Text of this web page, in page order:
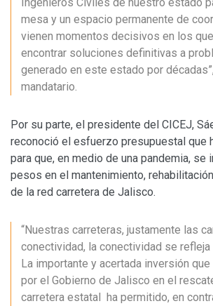
mesa y un espacio permanente de
vienen momentos decisivos en los
encontrar soluciones definitivas a
generado en este estado por
mandatario.
Por su parte, el presidente del CICEJ,
reconoció el esfuerzo presupuestal que
para que, en medio de una pandemia, se
pesos en el mantenimiento,
de la red carretera de Jalisco.
“Nuestras carreteras, justamente las
conectividad, la conectividad se refleja
La importante y acertada inversión
por el Gobierno de Jalisco en el
carretera estatal ha permitido, en